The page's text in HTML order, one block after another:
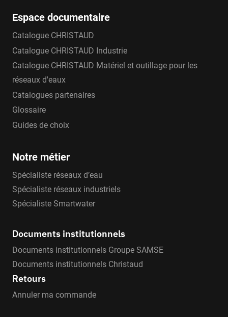
Espace documentaire
Catalogue CHRISTAUD
Catalogue CHRISTAUD Industrie
Catalogue CHRISTAUD Matériel et outillage pour les
réseaux d'eaux
Catalogues partenaires
Glossaire
Guides de choix
Notre métier
Spécialiste réseaux d’eau
Spécialiste réseaux industriels
Spécialiste Smartwater
Documents institutionnels
Documents institutionnels Groupe SAMSE
Documents institutionnels Christaud
Retours
Annuler ma commande